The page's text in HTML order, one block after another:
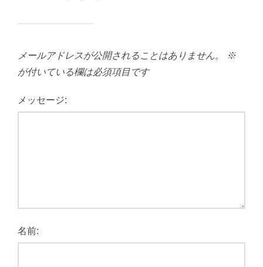
メールアドレスが公開されることはありません。
※
が付いている欄は必須項目です
メッセージ:
名前: